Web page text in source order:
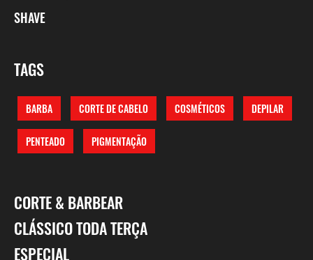
SHAVE
TAGS
BARBA CORTE DE CABELO COSMÉTICOS DEPILAR
PENTEADO PIGMENTAÇÃO
CORTE & BARBEAR
CLÁSSICO TODA TERÇA
ESPECIAL